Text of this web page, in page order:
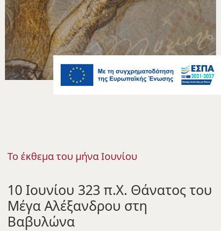
Περισσότερα
Το έκθεμα του μήνα Ιουνίου
10 Ιουνίου 323 π.Χ. Θάνατος του
Μέγα Αλέξανδρου στη
Βαβυλώνα